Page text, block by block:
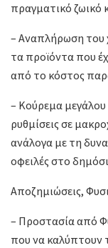
πραγματικό ζωικό
– Αναπλήρωση του
τα προϊόντα που
από το κόστος
– Κούρεμα
ρυθμίσεις σε
ανάλογα με τη
οφειλές στο
Αποζημιώσεις,
– Προστασία από
που να καλύπτουν